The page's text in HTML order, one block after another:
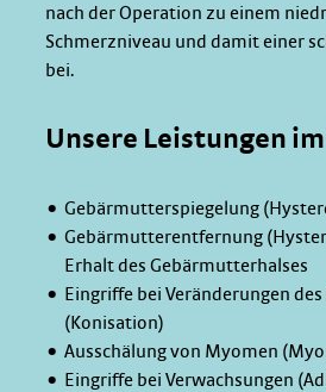
nach der Operation zu einem
Schmerzniveau und damit einer
bei.
Unsere Leistungen
Gebärmutterspiegelung
Gebärmutterentfernung
Erhalt des Gebärmutterhalses
Eingriffe bei Veränderungen
(Konisation)
Ausschälung von Myomen
Eingriffe bei Verwachsungen